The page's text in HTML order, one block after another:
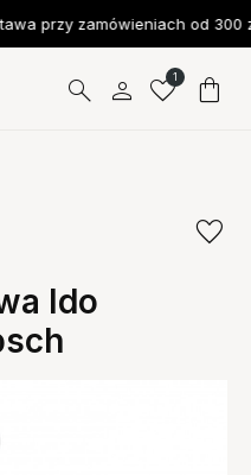
przy zamówieniach od 300
1
Ido